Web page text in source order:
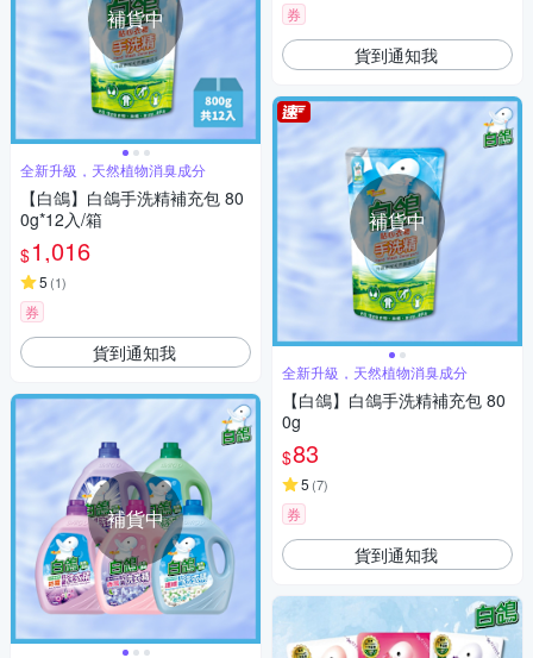
補貨中
全新升級，天然植物消臭成分
【白鴿】白鴿手洗精補充包 80
0g*12入/箱
$1,016
5 (1)
券
貨到通知我
補貨中
券
貨到通知我
補貨中
全新升級，天然植物消臭成分
【白鴿】白鴿手洗精補充包 80
0g
$83
5 (7)
券
貨到通知我